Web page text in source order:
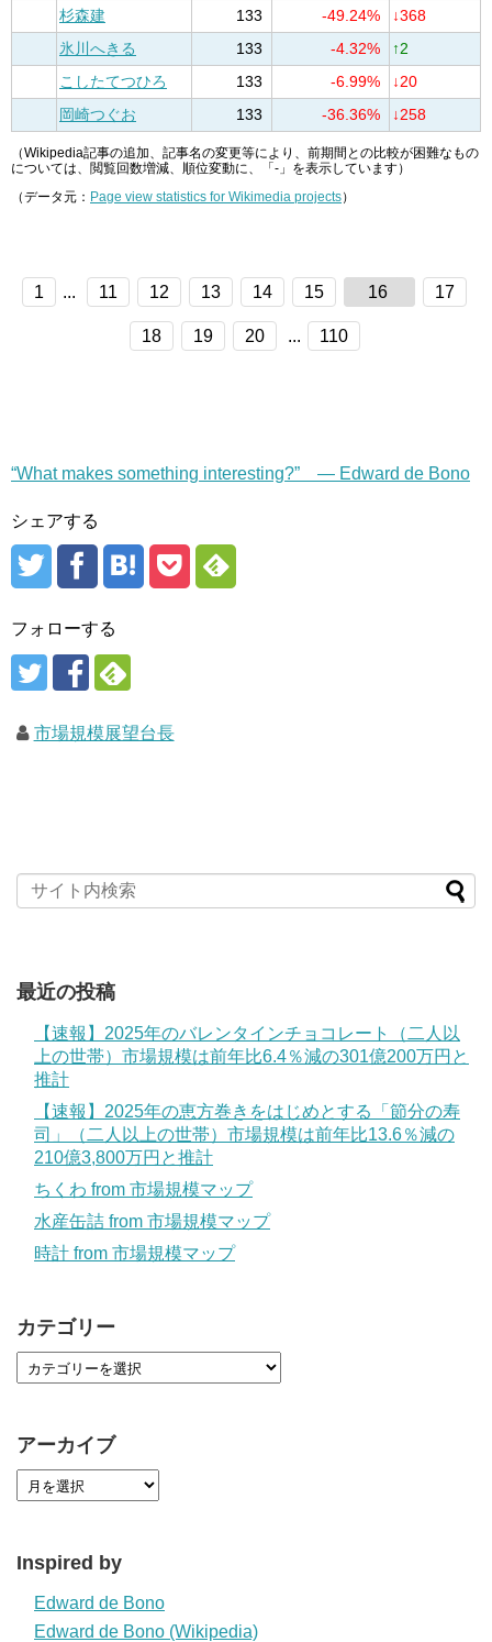
杉森建
133 -49.24%
↓368
氷川へきる
133 -4.32%
↑2
こしたてつひろ
133 -6.99%
↓20
岡崎つぐお
133 -36.36% ↓258
（Wikipedia記事の追加、記事名の変更等により、前期間との比較が困難なもの
については、閲覧回数増減、順位変動に、「-」を表示しています）
（データ元： Page view statistics for Wikimedia projects）
1 ... 11 12 13 14 15 16 17
18 19 20 ... 110
“What makes something interesting?” — Edward de Bono
シェアする
フォローする
市場規模展望台長
最近の投稿
【速報】2025年のバレンタインチョコレート（二人以
上の世帯）市場規模は前年比6.4％減の301億200万円と
推計
【速報】2025年の恵方巻きをはじめとする「節分の寿
司」（二人以上の世帯）市場規模は前年比13.6％減の
210億3,800万円と推計
ちくわ from 市場規模マップ
水産缶詰 from 市場規模マップ
時計 from 市場規模マップ
カテゴリー
アーカイブ
Inspired by
Edward de Bono
Edward de Bono (Wikipedia)